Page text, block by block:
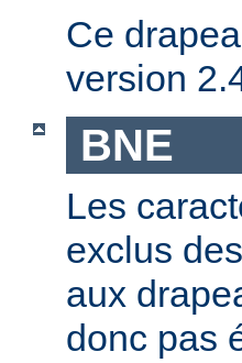
Ce
version
BNE
Les
exclus
aux
donc pas